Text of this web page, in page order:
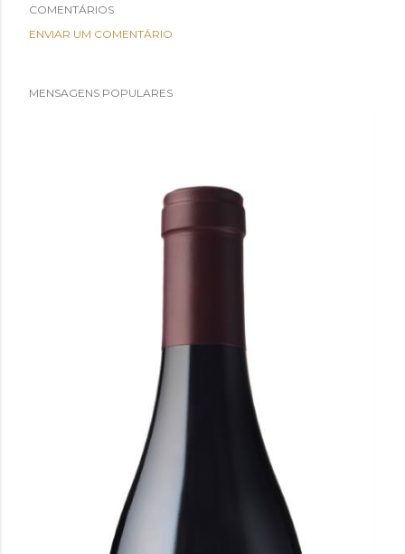
COMENTÁRIOS
ENVIAR UM COMENTÁRIO
MENSAGENS POPULARES